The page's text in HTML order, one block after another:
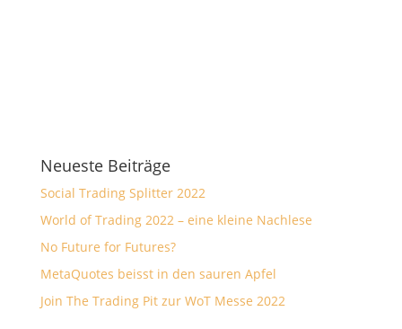
Neueste Beiträge
Social Trading Splitter 2022
World of Trading 2022 – eine kleine Nachlese
No Future for Futures?
MetaQuotes beisst in den sauren Apfel
Join The Trading Pit zur WoT Messe 2022